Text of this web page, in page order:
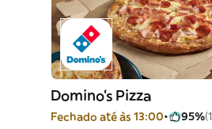
Domino's Pizza
Fechado até às 13:00 95%